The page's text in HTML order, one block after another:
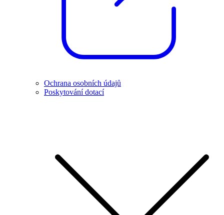
Ochrana osobních údajů
Poskytování dotací